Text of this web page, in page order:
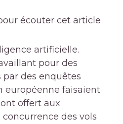
écouter cet article
artificielle.
pour des
des enquêtes
européenne faisaient
offert aux
des vols